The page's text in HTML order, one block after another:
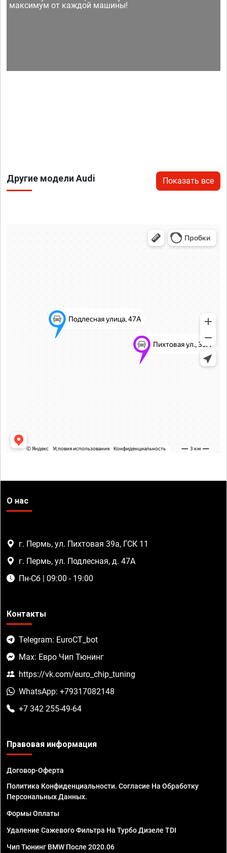
максимум от каждой машины!
Другие модели Audi Показать все
О нас
г. Пермь, ул. Пихтовая 39а, ГСК 11
г. Пермь, ул. Подлесная, д. 47А
Пн-Сб | 09:00 - 19:00
Контакты
Telegram: EuroCT_bot
Max: Евро Чип Тюнинг
https://vk.com/euro_chip_tuning
WhatsApp: +79317082148
+7 342 255-49-64
Правовая информация
Договор-Оферта
Политика Конфиденциальности. Согласие На Обработку
Персональных Данных.
Формы Оплаты
Удаление Сажевого Фильтра На Турбо Дизеле TDI
Чип Тюнинг BMW После 2020.06